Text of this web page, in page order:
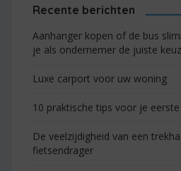
Recente berichten
Aanhanger kopen of de bus
je als ondernemer de juiste
Luxe carport voor uw woning
10 praktische tips voor je
De veelzijdigheid van een
fietsendrager